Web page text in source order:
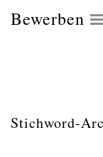
Bewerben
Stichword-